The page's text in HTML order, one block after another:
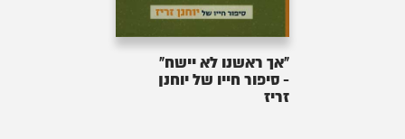
"אך ראשנו לא יישח"
- סיפור חייו של יוחנן
זריז